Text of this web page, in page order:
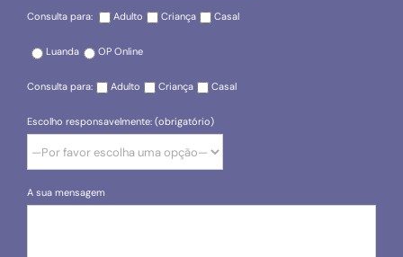
Consulta para: Adulto Criança Casal
Luanda OP Online
Consulta para: Adulto Criança Casal
Escolho responsavelmente: (obrigatório)
A sua mensagem